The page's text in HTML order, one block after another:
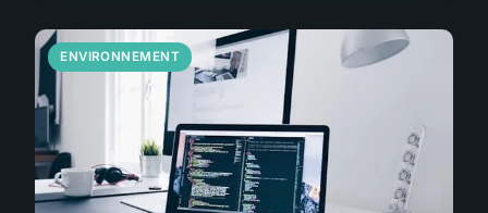
ENVIRONNEMENT